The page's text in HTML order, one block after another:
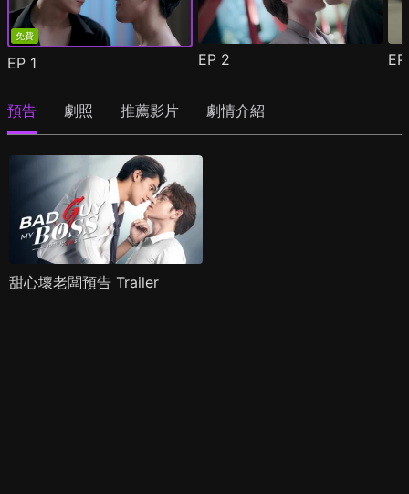
免費
EP 1 EP 2
預告 劇照 推薦影片 劇情介紹
甜心壞老闆預告 Trailer